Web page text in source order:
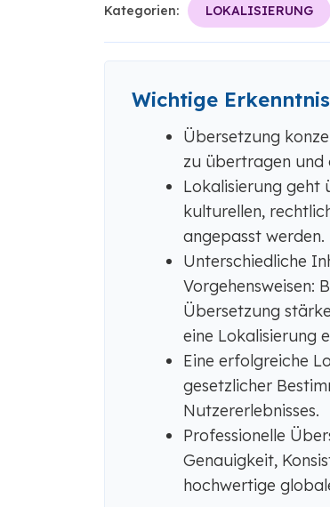
Kategorien: LOKALISIERUNG
Wichtige
Übersetzung
zu übertragen und
Lokalisierung geht
kulturellen,
angepasst werden.
Unterschiedliche
Vorgehensweisen:
Übersetzung
eine Lokalisierung
Eine erfolgreiche
gesetzlicher
Nutzererlebnisses.
Professionelle
Genauigkeit,
hochwertige